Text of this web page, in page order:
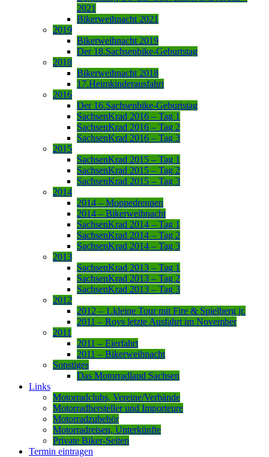
2021
Bikerweihnacht 2021
2019
Bikerweihnacht 2019
Der 18.Sachsenbike-Geburtstag
2018
Bikerweihnacht 2018
17.Heimkinderausfahrt
2016
Der 16.Sachsenbike-Geburtstag
SachsenKrad 2016 – Tag 1
SachsenKrad 2016 – Tag 2
SachsenKrad 2016 – Tag 3
2015
SachsenKrad 2015 – Tag 1
SachsenKrad 2015 – Tag 2
SachsenKrad 2015 – Tag 3
2014
2014 – Moppedrennen
2014 – Bikerweihnacht
SachsenKrad 2014 – Tag 1
SachsenKrad 2014 – Tag 2
SachsenKrad 2014 – Tag 3
2013
SachsenKrad 2013 – Tag 1
SachsenKrad 2013 – Tag 2
SachsenKrad 2013 – Tag 3
2012
2012 – 1.kleine Tour mit Fire & Spielberg jr.
2011 – Roys letzte Ausfahrt im November
2011
2011 – Eierfahrt
2011 – Bikerweihnacht
Sonstiges
Das Motorradland Sachsen
Links
Motorradclubs, Vereine/Verbände
Motorradhersteller und Importeure
Motorradzubehör
Motorradreisen, Unterkünfte
Private Biker-Seiten
Termin eintragen